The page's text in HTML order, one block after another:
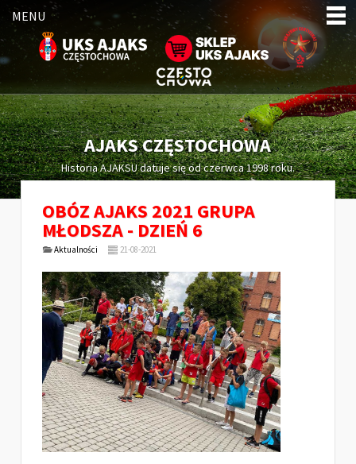
MENU
AJAKS CZĘSTOCHOWA
Historia AJAKSU datuje się od czerwca 1998 roku.
OBÓZ AJAKS 2021 GRUPA
MŁODSZA - DZIEŃ 6
Aktualności 21-08-2021